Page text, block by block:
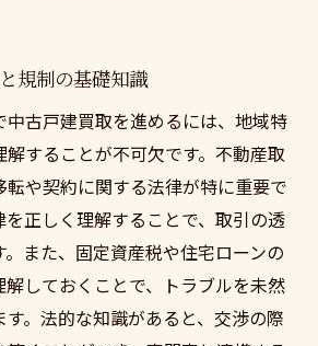
規制の基礎知識
古戸建買取を進めるには、地域特
することが不可欠です。不動産取
や契約に関する法律が特に重要で
正しく理解することで、取引の透
また、固定資産税や住宅ローンの
しておくことで、トラブルを未然
。法的な知識があると、交渉の際